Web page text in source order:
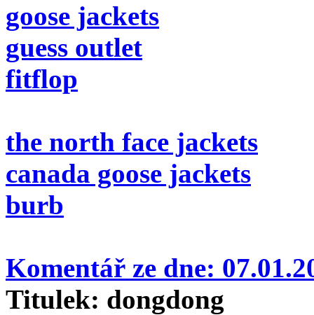
goose jackets
guess outlet
fitflop
the north face jackets
canada goose jackets
burb
Komentář ze dne:
Titulek: dongdong